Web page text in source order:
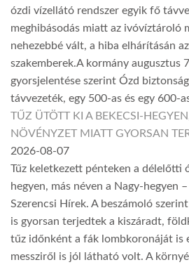
ózdi vízellátó rendszer egyik fő
meghibásodás miatt az ivóvíztároló
nehezebbé vált, a hiba elhárításán
szakemberek.A kormány augusztus
gyorsjelentése szerint Ózd
távvezeték, egy 500-as és egy 600-
TŰZ ÜTÖTT KI A BEKECSI-
NÖVÉNYZET MIATT GYORSAN
2026-08-07
Tűz keletkezett pénteken a délelőtti
hegyen, más néven a Nagy-hegyen
Szerencsi Hírek. A beszámoló
is gyorsan terjedtek a kiszáradt,
tűz időnként a fák lombkoronáját is
messziről is jól látható volt. A